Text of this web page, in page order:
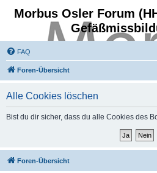
Morbus Osler Forum
FAQ
Foren-Übersicht
Alle Cookies löschen
Bist du dir sicher, dass du alle Cookies des
Foren-Übersicht